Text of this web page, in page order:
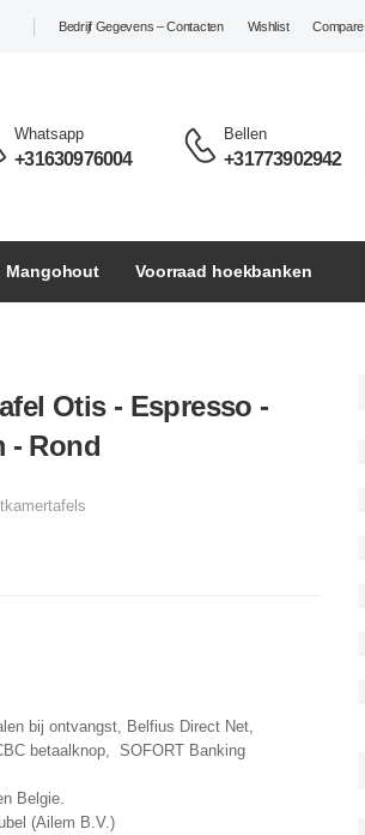
Bedrijf Gegevens – Contacten Wishlist Compare
Whatsapp
+31630976004
Bellen
+31773902942
Mangohout Voorraad hoekbanken
Otis - Espresso -
- Rond
bij ontvangst, Belfius Direct Net,
betaalknop, SOFORT Banking
Belgie.
(Ailem B.V.)